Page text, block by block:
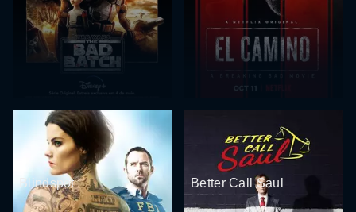
Blindspot Better Call Saul